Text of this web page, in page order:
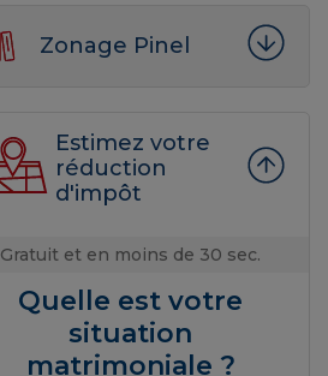
Zonage Pinel
Estimez votre
réduction
d'impôt
Gratuit et en moins de 30 sec.
Quelle est votre
situation
matrimoniale ?